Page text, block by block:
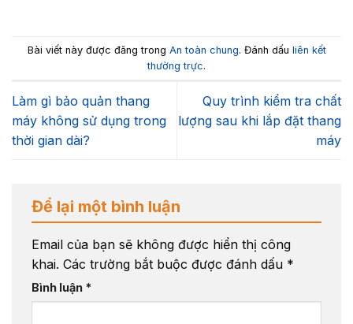
Bài viết này được đăng trong An toàn chung. Đánh dấu liên kết
thường trực.
Làm gì bảo quản thang
máy không sử dụng trong
thời gian dài?
Quy trình kiểm tra chất
lượng sau khi lắp đặt thang
máy
Để lại một bình luận
Email của bạn sẽ không được hiển thị công
khai. Các trường bắt buộc được đánh dấu *
Bình luận *